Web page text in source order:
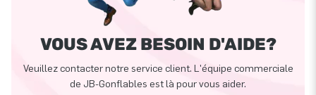
VOUS AVEZ BESOIN D'AIDE?
Veuillez contacter notre service client. L'équipe commerciale
de JB-Gonflables est là pour vous aider.